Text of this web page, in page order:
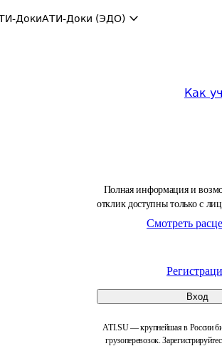
ДокиАТИ-Доки (ЭДО)
Как
Полная информация и
отклик доступны только с
Смотреть
Вход
ATI.SU — крупнейшая в России
грузоперевозок.